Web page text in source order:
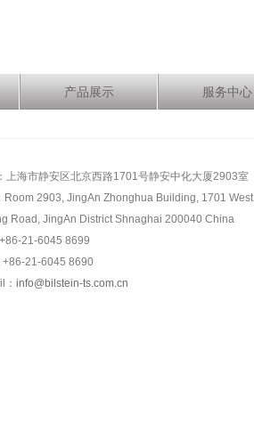
产品展示 服务中心
上海市静安区北京西路1701号静安中化大厦2903室
Room 2903, JingAn Zhonghua Building, 1701 West
Road, JingAn District Shnaghai 200040 China
21-6045 8699
+86-21-6045 8690
： info@bilstein-ts.com.cn